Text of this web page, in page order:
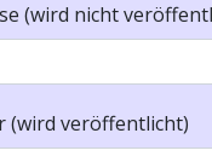
(wird nicht
(wird veröffentlicht)